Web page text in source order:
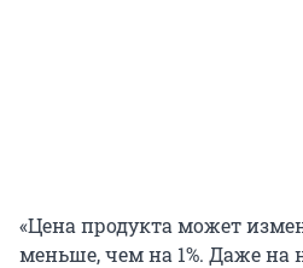
«Цена продукта может
меньше, чем на 1%. Даже на